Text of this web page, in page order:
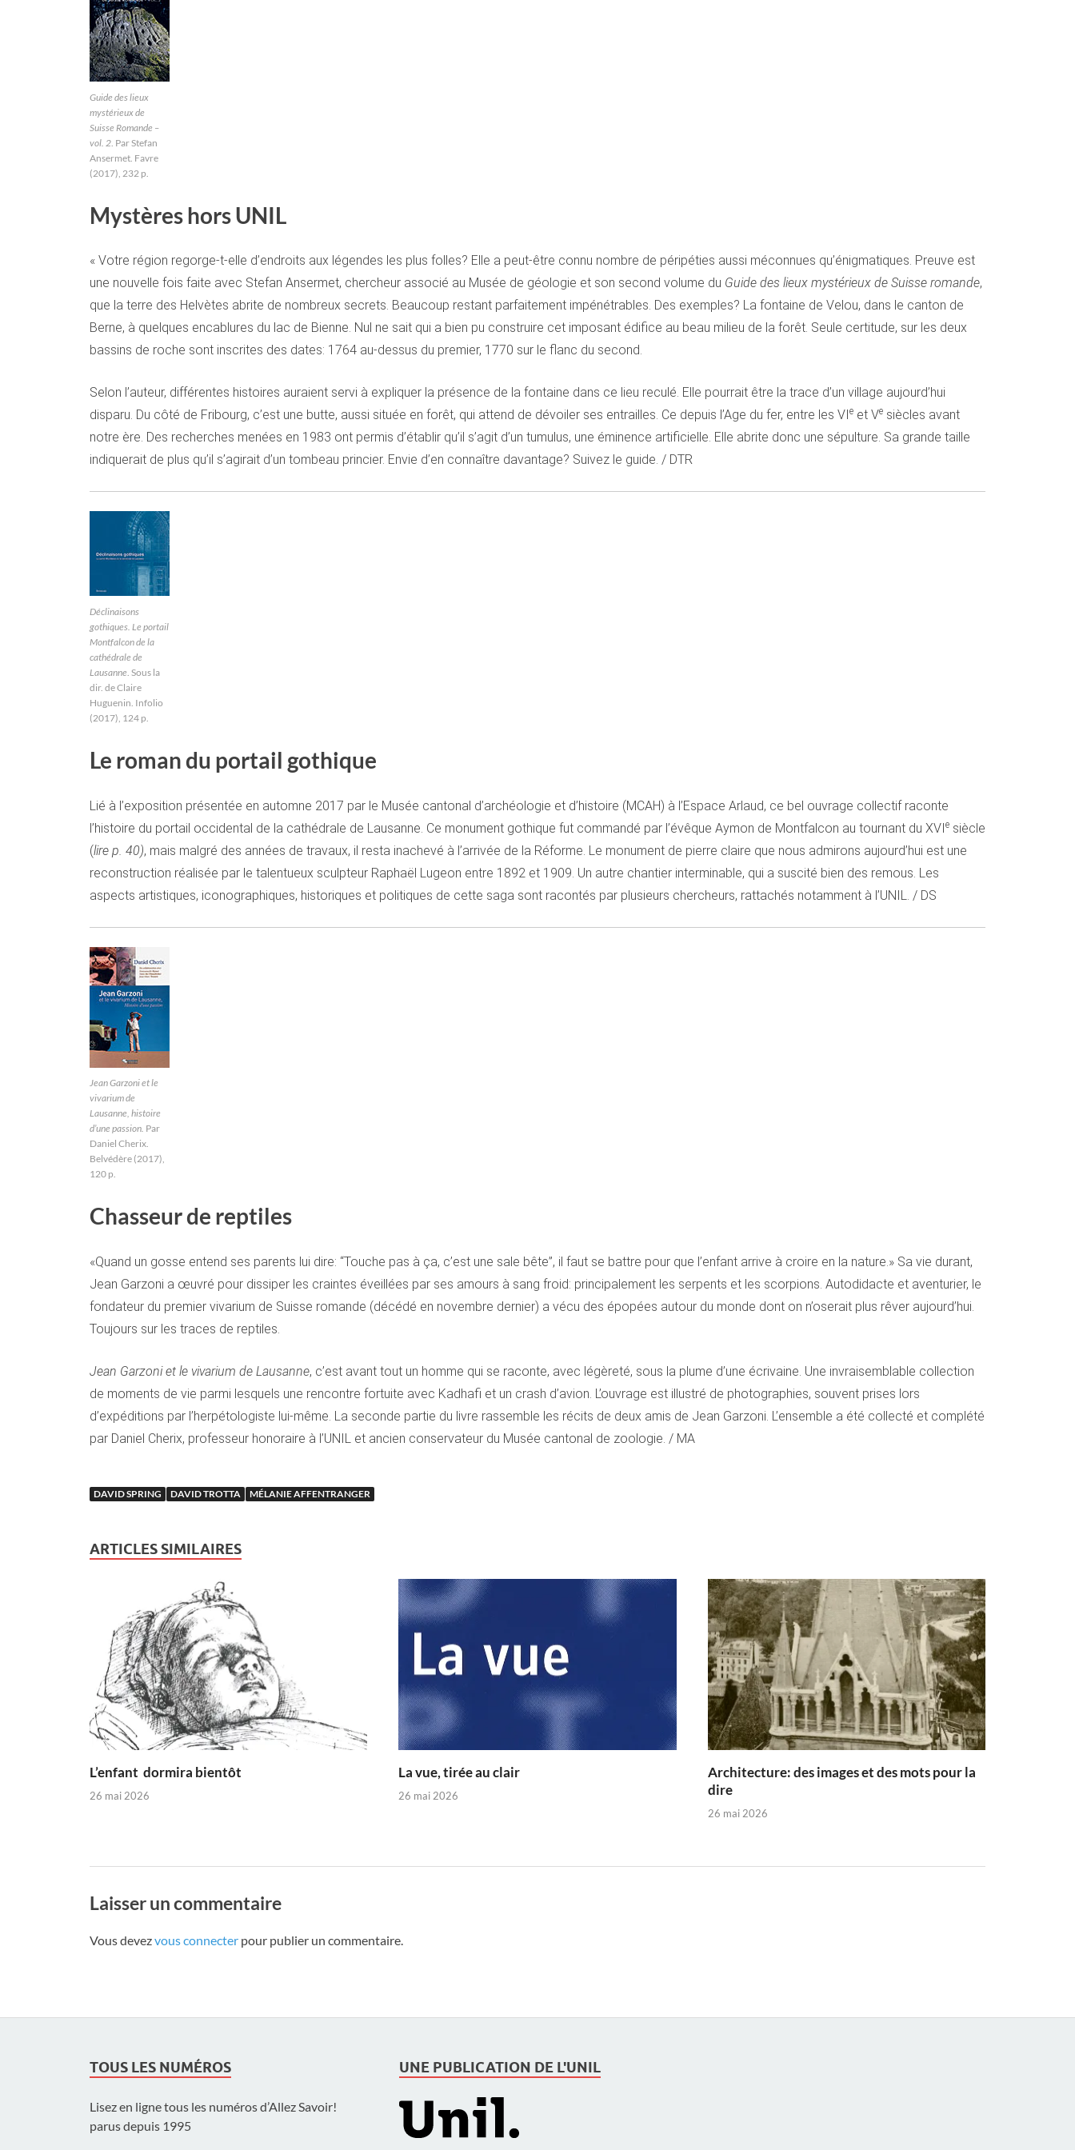
Guide des lieux
mystérieux de
Suisse Romande –
vol. 2. Par Stefan
Ansermet. Favre
(2017), 232 p.
Mystères hors UNIL
« Votre région regorge-t-elle d’endroits aux légendes les plus folles? Elle a peut-être connu nombre de péripéties aussi méconnues qu’énigmatiques. Preuve est
une nouvelle fois faite avec Stefan Ansermet, chercheur associé au Musée de géologie et son second volume du Guide des lieux mystérieux de Suisse romande,
que la terre des Helvètes abrite de nombreux secrets. Beaucoup restant parfaitement impénétrables. Des exemples? La fontaine de Velou, dans le canton de
Berne, à quelques encablures du lac de Bienne. Nul ne sait qui a bien pu construire cet imposant édifice au beau milieu de la forêt. Seule certitude, sur les deux
bassins de roche sont inscrites des dates: 1764 au-dessus du premier, 1770 sur le flanc du second.
Selon l’auteur, différentes histoires auraient servi à expliquer la présence de la fontaine dans ce lieu reculé. Elle pourrait être la trace d’un village aujourd’hui
disparu. Du côté de Fribourg, c’est une butte, aussi située en forêt, qui attend de dévoiler ses entrailles. Ce depuis l’Age du fer, entre les VI e et Ve siècles avant
notre ère. Des recherches menées en 1983 ont permis d’établir qu’il s’agit d’un tumulus, une éminence artificielle. Elle abrite donc une sépulture. Sa grande taille
indiquerait de plus qu’il s’agirait d’un tombeau princier. Envie d’en connaître davantage? Suivez le guide. / DTR
Déclinaisons
gothiques. Le portail
Montfalcon de la
cathédrale de
Lausanne. Sous la
dir. de Claire
Huguenin. Infolio
(2017), 124 p.
Le roman du portail gothique
Lié à l’exposition présentée en automne 2017 par le Musée cantonal d’archéologie et d’histoire (MCAH) à l’Espace Arlaud, ce bel ouvrage collectif raconte
l’histoire du portail occidental de la cathédrale de Lausanne. Ce monument gothique fut commandé par l’évêque Aymon de Montfalcon au tournant du XVIe siècle
(lire p. 40), mais malgré des années de travaux, il resta inachevé à l’arrivée de la Réforme. Le monument de pierre claire que nous admirons aujourd’hui est une
reconstruction réalisée par le talentueux sculpteur Raphaël Lugeon entre 1892 et 1909. Un autre chantier interminable, qui a suscité bien des remous. Les
aspects artistiques, iconographiques, historiques et politiques de cette saga sont racontés par plusieurs chercheurs, rattachés notamment à l’UNIL. / DS
Jean Garzoni et le
vivarium de
Lausanne, histoire
d’une passion. Par
Daniel Cherix.
Belvédère (2017),
120 p.
Chasseur de reptiles
«Quand un gosse entend ses parents lui dire: “Touche pas à ça, c’est une sale bête”, il faut se battre pour que l’enfant arrive à croire en la nature.» Sa vie durant,
Jean Garzoni a œuvré pour dissiper les craintes éveillées par ses amours à sang froid: principalement les serpents et les scorpions. Autodidacte et aventurier, le
fondateur du premier vivarium de Suisse romande (décédé en novembre dernier) a vécu des épopées autour du monde dont on n’oserait plus rêver aujourd’hui.
Toujours sur les traces de reptiles.
Jean Garzoni et le vivarium de Lausanne, c’est avant tout un homme qui se raconte, avec légèreté, sous la plume d’une écrivaine. Une invraisemblable collection
de moments de vie parmi lesquels une rencontre fortuite avec Kadhafi et un crash d’avion. L’ouvrage est illustré de photographies, souvent prises lors
d’expéditions par l’herpétologiste lui-même. La seconde partie du livre rassemble les récits de deux amis de Jean Garzoni. L’ensemble a été collecté et complété
par Daniel Cherix, professeur honoraire à l’UNIL et ancien conservateur du Musée cantonal de zoologie. / MA
DAVID SPRING DAVID TROTTA MÉLANIE AFFENTRANGER
ARTICLES SIMILAIRES
L’enfant dormira bientôt
26 mai 2026
La vue, tirée au clair
26 mai 2026
Architecture: des images et des mots pour la
dire
26 mai 2026
Laisser un commentaire
Vous devezvous connecter pour publier un commentaire.
TOUS LES NUMÉROS
Lisez en ligne tous les numéros d’Allez Savoir!
parus depuis 1995
UNE PUBLICATION DE L'UNIL